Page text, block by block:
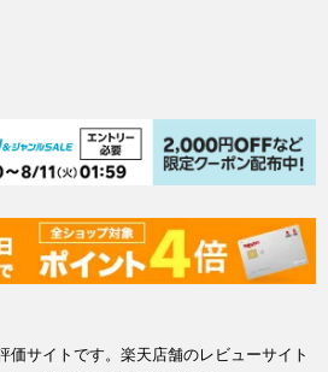
価サイトです。楽天店舗のレビューサイト